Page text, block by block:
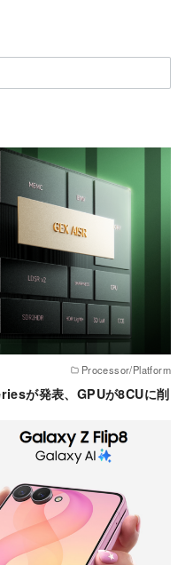
Processor/Platform
が発表、GPUが8CUに削